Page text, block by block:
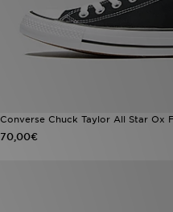
Converse Chuck Taylor All Star Ox
70,00€